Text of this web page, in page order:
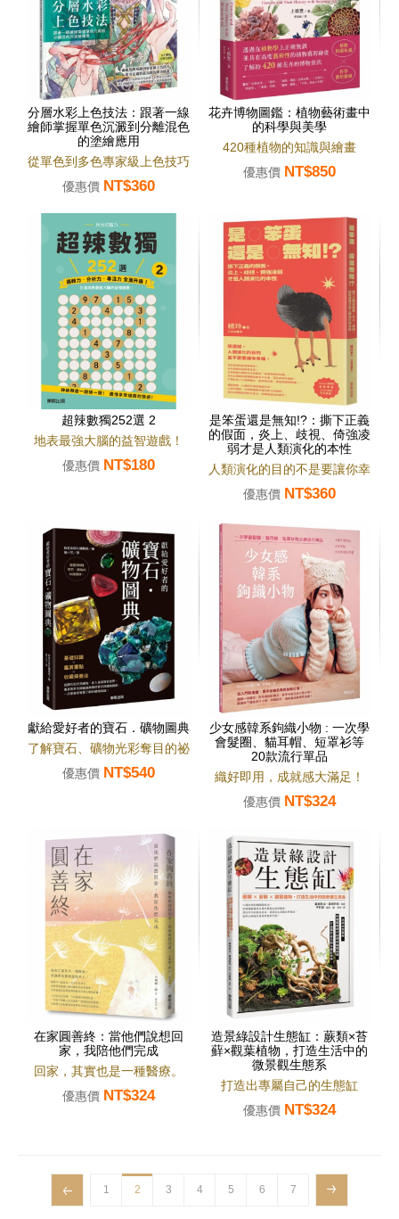
分層水彩上色技法：跟著一線
繪師掌握單色沉澱到分離混色
的塗繪應用
從單色到多色專家級上色技巧
優惠價 NT$360
花卉博物圖鑑：植物藝術畫中
的科學與美學
420種植物的知識與繪畫
優惠價 NT$850
超辣數獨252選 2
地表最強大腦的益智遊戲！
優惠價 NT$180
是笨蛋還是無知!?：撕下正義
的假面，炎上、歧視、倚強凌
弱才是人類演化的本性
人類演化的目的不是要讓你幸
福。
優惠價 NT$360
獻給愛好者的寶石．礦物圖典
了解寶石、礦物光彩奪目的祕
密！
優惠價 NT$540
少女感韓系鉤織小物 : 一次學
會髮圈、貓耳帽、短罩衫等
20款流行單品
織好即用，成就感大滿足！
優惠價 NT$324
在家圓善終：當他們說想回
家，我陪他們完成
回家，其實也是一種醫療。
優惠價 NT$324
造景綠設計生態缸：蕨類×苔
蘚×觀葉植物，打造生活中的
微景觀生態系
打造出專屬自己的生態缸
優惠價 NT$324
1 2 3 4 5 6 7